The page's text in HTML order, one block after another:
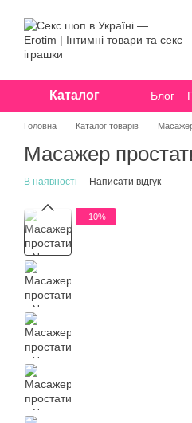
Каталог Блог
Головна Каталог товарів
Масажер
В наявності Написати відгук
−10%